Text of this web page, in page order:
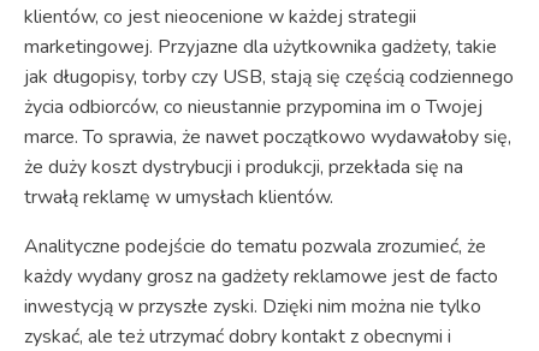
klientów, co jest nieocenione w każdej strategii
marketingowej. Przyjazne dla użytkownika gadżety, takie
jak długopisy, torby czy USB, stają się częścią codziennego
życia odbiorców, co nieustannie przypomina im o Twojej
marce. To sprawia, że nawet początkowo wydawałoby się,
że duży koszt dystrybucji i produkcji, przekłada się na
trwałą reklamę w umysłach klientów.
Analityczne podejście do tematu pozwala zrozumieć, że
każdy wydany grosz na gadżety reklamowe jest de facto
inwestycją w przyszłe zyski. Dzięki nim można nie tylko
zyskać, ale też utrzymać dobry kontakt z obecnymi i